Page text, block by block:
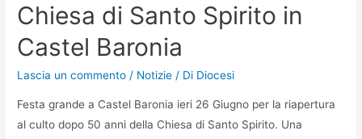
Chiesa di Santo Spirito in
Castel Baronia
Lascia un commento / Notizie / Di Diocesi
Festa grande a Castel Baronia ieri 26 Giugno per la riapertura
al culto dopo 50 anni della Chiesa di Santo Spirito. Una